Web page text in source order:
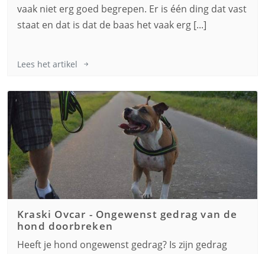
vaak niet erg goed begrepen. Er is één ding dat vast
staat en dat is dat de baas het vaak erg [...]
Lees het artikel
Kraski Ovcar - Ongewenst gedrag van de
hond doorbreken
Heeft je hond ongewenst gedrag? Is zijn gedrag